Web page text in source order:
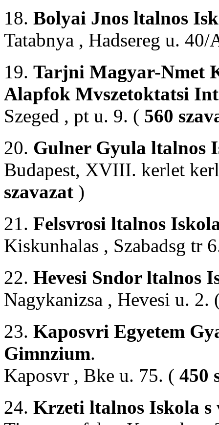
18. Bolyai Jnos ltalnos
Tatabnya , Hadsereg u.
19. Tarjni Magyar-Nmet
Alapfok Mvszetoktatsi
Szeged , pt u. 9. ( 560
20. Gulner Gyula ltalnos
Budapest, XVIII. kerlet
szavazat )
21. Felsvrosi ltalnos
Kiskunhalas , Szabadsg tr
22. Hevesi Sndor ltalnos
Nagykanizsa , Hevesi u. 2.
23. Kaposvri Egyetem
Gimnzium.
Kaposvr , Bke u. 75. ( 450
24. Krzeti ltalnos Iskola s